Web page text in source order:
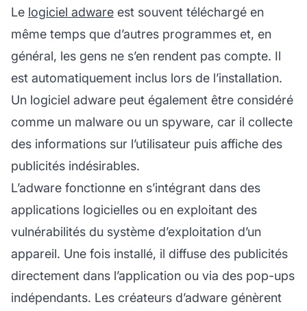
Le logiciel adware est souvent téléchargé en
même temps que d’autres programmes et, en
général, les gens ne s’en rendent pas compte. Il
est automatiquement inclus lors de l’installation.
Un logiciel adware peut également être considéré
comme un malware ou un spyware, car il collecte
des informations sur l’utilisateur puis affiche des
publicités indésirables.
L’adware fonctionne en s’intégrant dans des
applications logicielles ou en exploitant des
vulnérabilités du système d’exploitation d’un
appareil. Une fois installé, il diffuse des publicités
directement dans l’application ou via des pop-ups
indépendants. Les créateurs d’adware génèrent